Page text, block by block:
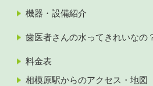
機器・設備紹介
歯医者さんの水ってきれいなの
料金表
相模原駅からのアクセス・地図